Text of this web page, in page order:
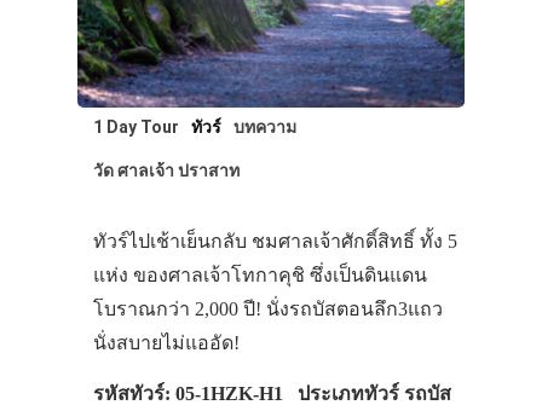
1 Day Tour ทัวร์ บทความ
วัด ศาลเจ้า ปราสาท
ทัวร์ไปเช้าเย็นกลับ ชมศาลเจ้าศักดิ์สิทธิ์ ทั้ง 5
แห่ง ของศาลเจ้าโทกาคุชิ ซึ่งเป็นดินแดน
โบราณกว่า 2,000 ปี! นั่งรถบัสตอนลึก3แถว
นั่งสบายไม่แออัด!
รหัสทัวร์: 05-1HZK-H1 ประเภททัวร์ รถบัส